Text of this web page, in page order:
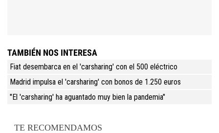
TAMBIÉN NOS INTERESA
Fiat desembarca en el 'carsharing' con el 500 eléctrico
Madrid impulsa el 'carsharing' con bonos de 1.250 euros
"El 'carsharing' ha aguantado muy bien la pandemia"
TE RECOMENDAMOS